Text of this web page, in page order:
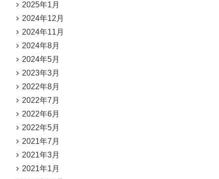
2025年1月
2024年12月
2024年11月
2024年8月
2024年5月
2023年3月
2022年8月
2022年7月
2022年6月
2022年5月
2021年7月
2021年3月
2021年1月